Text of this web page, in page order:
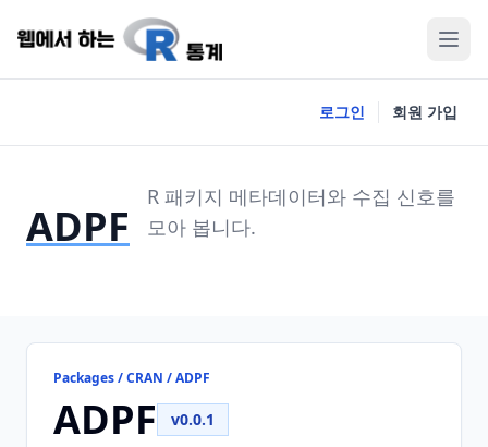
로그인 회원 가입
ADPF
R 패키지 메타데이터와 수집 신호를
모아 봅니다.
Packages / CRAN / ADPF
ADPF v0.0.1